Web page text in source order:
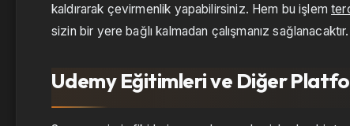
kaldırarak çevirmenlik yapabilirsiniz. Hem bu işlem
sizin bir yere bağlı kalmadan çalışmanız sağlanacaktır.
Udemy Eğitimleri ve Diğer